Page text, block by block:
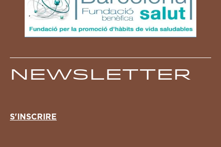
Newsletter
S'INSCRIRE